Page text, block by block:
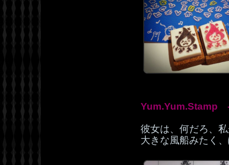
Yum.Yum.Stamp -
彼女は、何だろ、
大きな風船みたく